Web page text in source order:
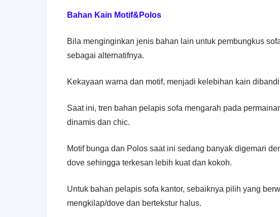
Bahan Kain Motif&Polos
Bila menginginkan jenis bahan lain untuk pembungkus
sebagai alternatifnya.
Kekayaan warna dan motif, menjadi kelebihan kain
Saat ini, tren bahan pelapis sofa mengarah pada
dinamis dan chic.
Motif bunga dan Polos saat ini sedang banyak digemari
dove sehingga terkesan lebih kuat dan kokoh.
Untuk bahan pelapis sofa kantor, sebaiknya pilih yang
mengkilap/dove dan bertekstur halus.